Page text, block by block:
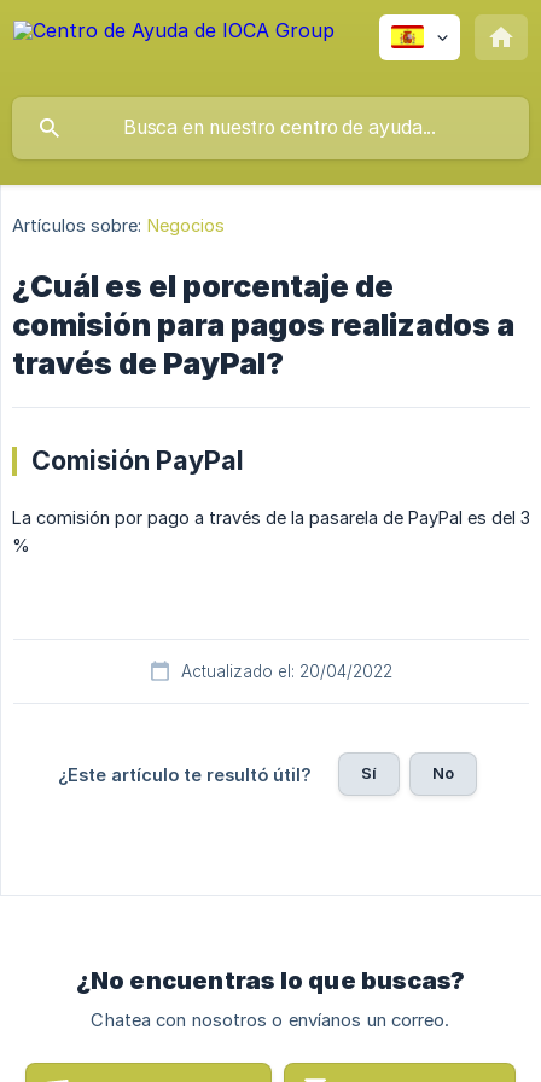
Artículos sobre: Negocios
¿Cuál es el porcentaje de
comisión para pagos realizados a
través de PayPal?
Comisión PayPal
La comisión por pago a través de la pasarela de PayPal es del 3
%
Actualizado el: 20/04/2022
¿Este artículo te resultó útil? Sí No
¿No encuentras lo que buscas?
Chatea con nosotros o envíanos un correo.